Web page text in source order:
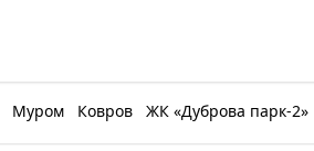
Муром Ковров ЖК «Дуброва парк-2»